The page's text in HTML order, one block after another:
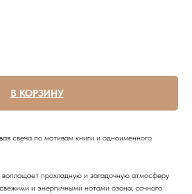
В КОРЗИНУ
свеча по мотивам книги и одноименного
прохладную и загадочную атмосферу
и энергичными нотами озона, сочного